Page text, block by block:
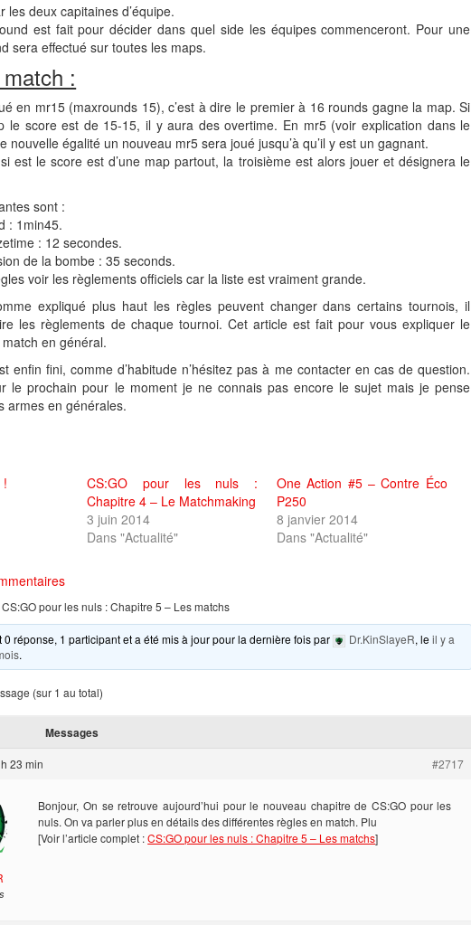
les deux capitaines d’équipe.
est fait pour décider dans quel side les équipes commenceront. Pour une
sera effectué sur toutes les maps.
:
en mr15 (maxrounds 15), c’est à dire le premier à 16 rounds gagne la map. Si
le score est de 15-15, il y aura des overtime. En mr5 (voir explication dans le
nouvelle égalité un nouveau mr5 sera joué jusqu’à qu’il y est un gagnant.
est le score est d’une map partout, la troisième est alors jouer et désignera le
sont :
: 1min45.
: 12 secondes.
de la bombe : 35 seconds.
voir les règlements officiels car la liste est vraiment grande.
expliqué plus haut les règles peuvent changer dans certains tournois, il
les règlements de chaque tournoi. Cet article est fait pour vous expliquer le
en général.
enfin fini, comme d’habitude n’hésitez pas à me contacter en cas de question.
le prochain pour le moment je ne connais pas encore le sujet mais je pense
armes en générales.
!
CS:GO pour les nuls :
Chapitre 4 – Le Matchmaking
3 juin 2014
Dans "Actualité"
One Action #5 – Contre Éco
P250
8 janvier 2014
Dans "Actualité"
CS:GO pour les nuls : Chapitre 5 – Les matchs
0 réponse, 1 participant et a été mis à jour pour la dernière fois par Dr.KinSlayeR, leil y a
.
(sur 1 au total)
Messages
23 min #2717
Bonjour, On se retrouve aujourd’hui pour le nouveau chapitre de CS:GO pour les
nuls. On va parler plus en détails des différentes règles en match. Plu
[Voir l’article complet :CS:GO pour les nuls : Chapitre 5 – Les matchs]